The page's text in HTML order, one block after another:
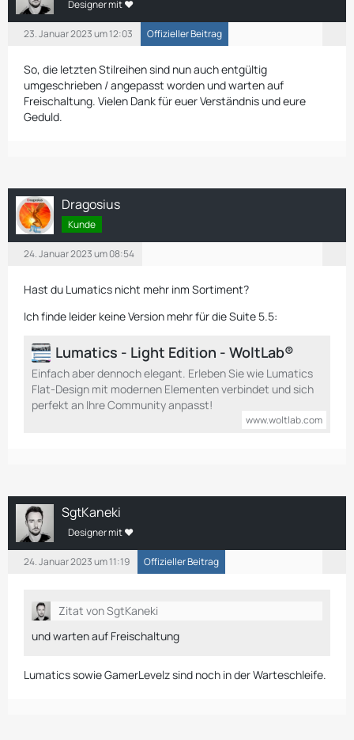
Designer mit ❤
23. Januar 2023 um 12:03 Offizieller Beitrag
So, die letzten Stilreihen sind nun auch entgültig
umgeschrieben / angepasst worden und warten auf
Freischaltung. Vielen Dank für euer Verständnis und eure
Geduld.
Dragosius
Kunde
24. Januar 2023 um 08:54
Hast du Lumatics nicht mehr inm Sortiment?
Ich finde leider keine Version mehr für die Suite 5.5:
Lumatics - Light Edition - WoltLab®
Einfach aber dennoch elegant. Erleben Sie wie Lumatics
Flat-Design mit modernen Elementen verbindet und sich
perfekt an Ihre Community anpasst!
www.woltlab.com
SgtKaneki
Designer mit ❤
24. Januar 2023 um 11:19 Offizieller Beitrag
Zitat von SgtKaneki
und warten auf Freischaltung
Lumatics sowie GamerLevelz sind noch in der Warteschleife.